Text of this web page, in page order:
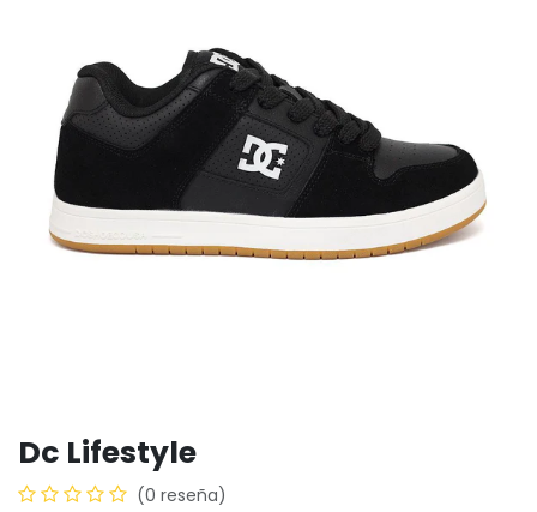
Dc Lifestyle
(0 reseña)